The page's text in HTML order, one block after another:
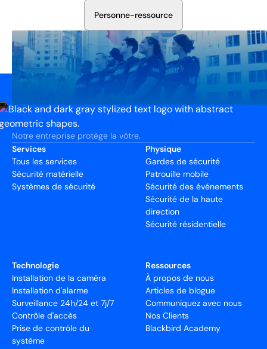
Personne-ressource
Notre entreprise protège la vôtre.
Services
Tous les services
Sécurité matérielle
Systèmes de sécurité
Physique
Gardes de sécurité
Patrouille mobile
Sécurité des événements
Sécurité de la haute
direction
Sécurité résidentielle
Technologie
Installation de la caméra
Installation d'alarme
Surveillance 24h/24 et 7j/7
Contrôle d'accès
Prise de contrôle du
système
Ressources
À propos de nous
Articles de blogue
Communiquez avec nous
Nos Clients
Blackbird Academy